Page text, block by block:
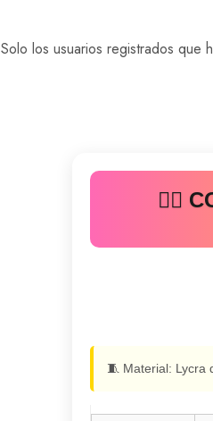
Solo los usuarios registrados que
🧘‍♀️
🧵 Material: Lycra